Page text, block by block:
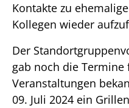
Kontakte zu
Kollegen wieder
Der
gab noch die Termine
Veranstaltungen
09. Juli 2024 ein